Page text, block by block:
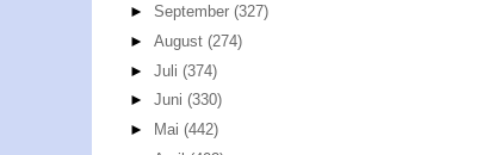
► September (327)
► August (274)
► Juli (374)
► Juni (330)
►
Mai (442)